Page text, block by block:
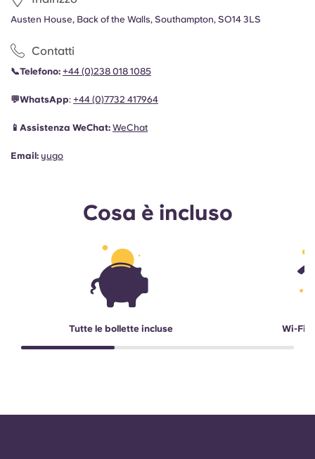
Austen House, Back of the Walls, Southampton, SO14 3LS
Contatti
📞Telefono: +44 (0)238 018 1085
💬WhatsApp: +44 (0)7732 417964
📱Assistenza WeChat: WeChat
Email: yugo
Cosa è incluso
Tutte le bollette incluse Wi-Fi